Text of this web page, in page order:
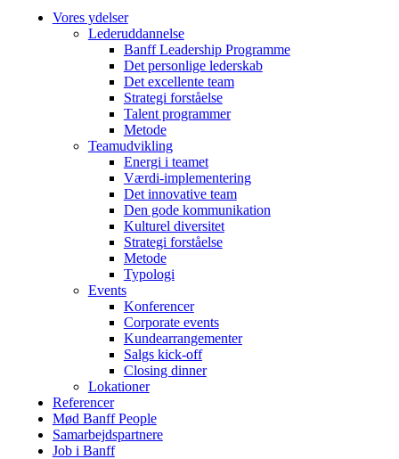
Vores ydelser
Lederuddannelse
Banff Leadership Programme
Det personlige lederskab
Det excellente team
Strategi forståelse
Talent programmer
Metode
Teamudvikling
Energi i teamet
Værdi-implementering
Det innovative team
Den gode kommunikation
Kulturel diversitet
Strategi forståelse
Metode
Typologi
Events
Konferencer
Corporate events
Kundearrangementer
Salgs kick-off
Closing dinner
Lokationer
Referencer
Mød Banff People
Samarbejdspartnere
Job i Banff